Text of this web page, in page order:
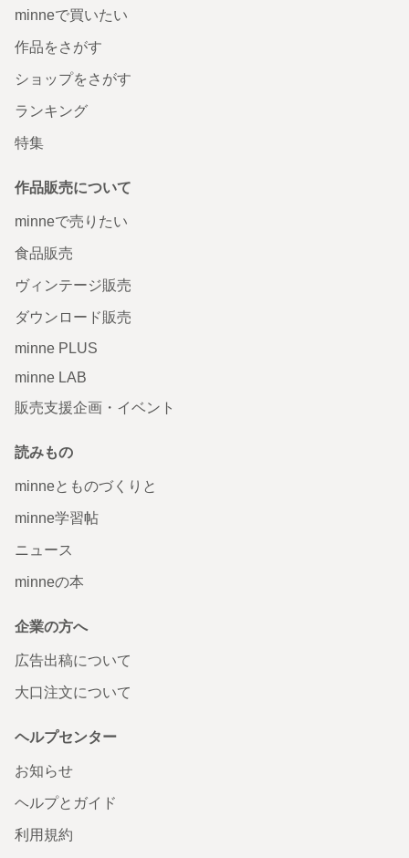
minneで買いたい
作品をさがす
ショップをさがす
ランキング
特集
作品販売について
minneで売りたい
食品販売
ヴィンテージ販売
ダウンロード販売
minne PLUS
minne LAB
販売支援企画・イベント
読みもの
minneとものづくりと
minne学習帖
ニュース
minneの本
企業の方へ
広告出稿について
大口注文について
ヘルプセンター
お知らせ
ヘルプとガイド
利用規約